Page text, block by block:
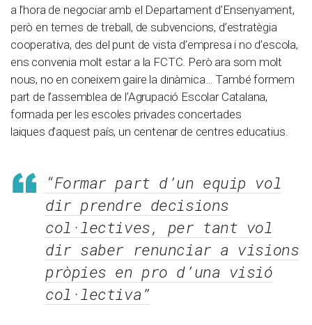
a l’hora de negociar amb el Departament d’Ensenyament,
però en temes de treball, de subvencions, d’estratègia
cooperativa, des del punt de vista d’empresa i no d’escola,
ens convenia molt estar a la FCTC. Però ara som molt
nous, no en coneixem gaire la dinàmica… També formem
part de l’assemblea de l’Agrupació Escolar Catalana,
formada per les escoles privades concertades
laiques d’aquest país, un centenar de centres educatius.
“Formar part d’un equip vol
dir prendre decisions
col·lectives, per tant vol
dir saber renunciar a visions
pròpies en pro d’una visió
col·lectiva”